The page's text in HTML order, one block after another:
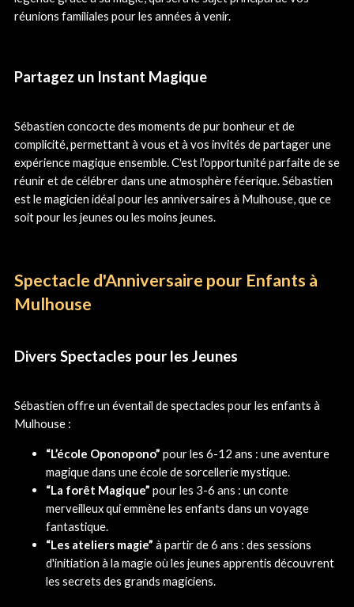
réunions familiales pour les années à venir.
Partagez un Instant Magique
Sébastien concocte des moments de pur bonheur et de
complicité, permettant à vous et à vos invités de partager une
expérience magique ensemble. C'est l'opportunité parfaite de se
réunir et de célébrer dans une atmosphère féerique. Sébastien
est le magicien idéal pour les anniversaires à Mulhouse, que ce
soit pour les jeunes ou les moins jeunes.
Spectacle d'Anniversaire pour Enfants à
Mulhouse
Divers Spectacles pour les Jeunes
Sébastien offre un éventail de spectacles pour les enfants à
Mulhouse :
“L’école Oponopono” pour les 6-12 ans : une aventure
magique dans une école de sorcellerie mystique.
“La forêt Magique” pour les 3-6 ans : un conte
merveilleux qui emmène les enfants dans un voyage
fantastique.
“Les ateliers magie” à partir de 6 ans : des sessions
d'initiation à la magie où les jeunes apprentis découvrent
les secrets des grands magiciens.